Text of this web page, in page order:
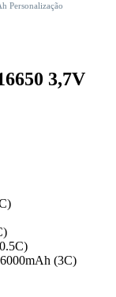
Personalização
3,7V
(3C)